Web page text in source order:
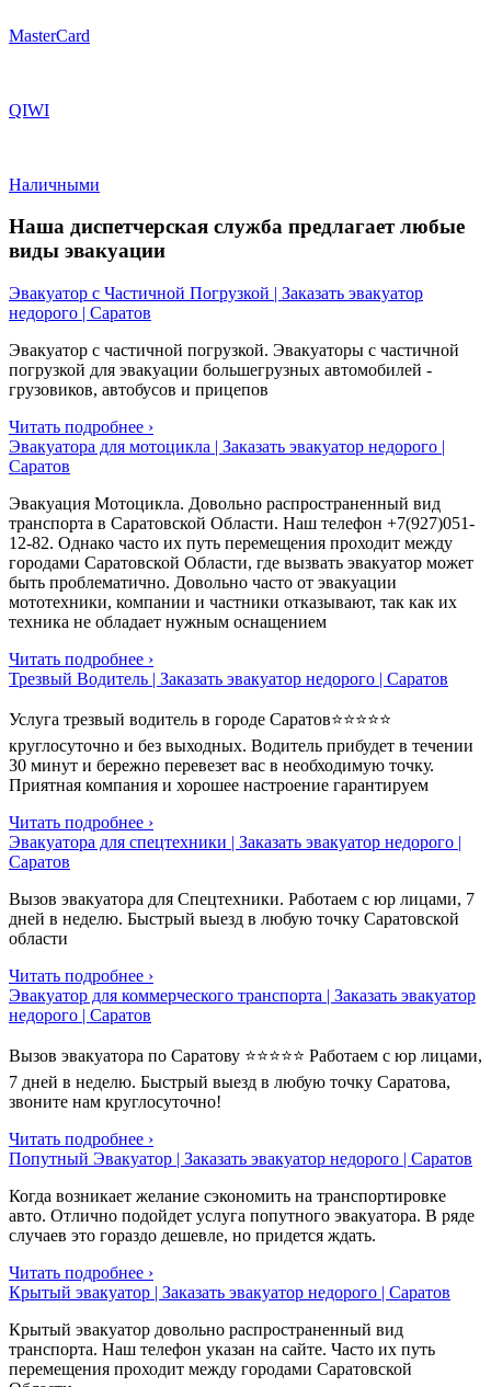
MasterCard
QIWI
Наличными
Наша диспетчерская служба предлагает любые
виды эвакуации
Эвакуатор с Частичной Погрузкой | Заказать эвакуатор
недорого | Саратов
Эвакуатор с частичной погрузкой. Эвакуаторы с частичной
погрузкой для эвакуации большегрузных автомобилей -
грузовиков, автобусов и прицепов
Читать подробнее ›
Эвакуатора для мотоцикла | Заказать эвакуатор недорого |
Саратов
Эвакуация Мотоцикла. Довольно распространенный вид
транспорта в Саратовской Области. Наш телефон +7(927)051-
12-82. Однако часто их путь перемещения проходит между
городами Саратовской Области, где вызвать эвакуатор может
быть проблематично. Довольно часто от эвакуации
мототехники, компании и частники отказывают, так как их
техника не обладает нужным оснащением
Читать подробнее ›
Трезвый Водитель | Заказать эвакуатор недорого | Саратов
Услуга трезвый водитель в городе Саратов⭐⭐⭐⭐⭐
круглосуточно и без выходных. Водитель прибудет в течении
30 минут и бережно перевезет вас в необходимую точку.
Приятная компания и хорошее настроение гарантируем
Читать подробнее ›
Эвакуатора для спецтехники | Заказать эвакуатор недорого |
Саратов
Вызов эвакуатора для Спецтехники. Работаем с юр лицами, 7
дней в неделю. Быстрый выезд в любую точку Саратовской
области
Читать подробнее ›
Эвакуатор для коммерческого транспорта | Заказать эвакуатор
недорого | Саратов
Вызов эвакуатора по Саратову ⭐⭐⭐⭐⭐ Работаем с юр лицами,
7 дней в неделю. Быстрый выезд в любую точку Саратова,
звоните нам круглосуточно!
Читать подробнее ›
Попутный Эвакуатор | Заказать эвакуатор недорого | Саратов
Когда возникает желание сэкономить на транспортировке
авто. Отлично подойдет услуга попутного эвакуатора. В ряде
случаев это гораздо дешевле, но придется ждать.
Читать подробнее ›
Крытый эвакуатор | Заказать эвакуатор недорого | Саратов
Крытый эвакуатор довольно распространенный вид
транспорта. Наш телефон указан на сайте. Часто их путь
перемещения проходит между городами Саратовской